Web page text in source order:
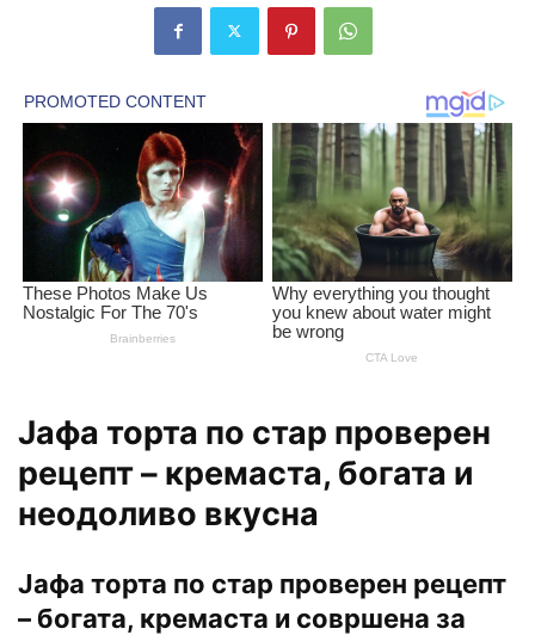
Јафа торта по стар проверен
рецепт – кремаста, богата и
неодоливо вкусна
Јафа торта по стар проверен рецепт
– богата, кремаста и совршена за